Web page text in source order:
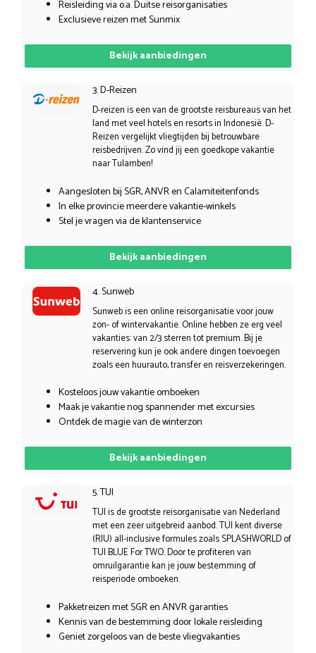
Reisleiding via o.a. Duitse reisorganisaties
Exclusieve reizen met Sunmix
Bekijk aanbiedingen
3. D-Reizen
D-reizen is een van de grootste reisbureaus van het
land met veel hotels en resorts in Indonesië. D-
Reizen vergelijkt vliegtijden bij betrouwbare
reisbedrijven. Zo vind jij een goedkope vakantie
naar Tulamben!
Aangesloten bij SGR, ANVR en Calamiteitenfonds
In elke provincie meerdere vakantie-winkels
Stel je vragen via de klantenservice
Bekijk aanbiedingen
4. Sunweb
Sunweb is een online reisorganisatie voor jouw
zon- of wintervakantie. Online hebben ze erg veel
vakanties: van 2/3 sterren tot premium. Bij je
reservering kun je ook andere dingen toevoegen
zoals een huurauto, transfer en reisverzekeringen.
Kosteloos jouw vakantie omboeken
Maak je vakantie nog spannender met excursies
Ontdek de magie van de winterzon
Bekijk aanbiedingen
5. TUI
TUI is de grootste reisorganisatie van Nederland
met een zeer uitgebreid aanbod. TUI kent diverse
(RIU) all-inclusive formules zoals SPLASHWORLD of
TUI BLUE For TWO. Door te profiteren van
omruilgarantie kan je jouw bestemming of
reisperiode omboeken.
Pakketreizen met SGR en ANVR garanties
Kennis van de bestemming door lokale reisleiding
Geniet zorgeloos van de beste vliegvakanties